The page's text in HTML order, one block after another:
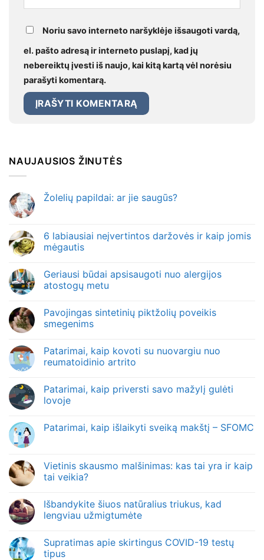
Noriu savo interneto naršyklėje išsaugoti vardą,
el. pašto adresą ir interneto puslapį, kad jų
nebereiktų įvesti iš naujo, kai kitą kartą vėl norėsiu
parašyti komentarą.
NAUJAUSIOS ŽINUTĖS
Žolelių papildai: ar jie saugūs?
6 labiausiai neįvertintos daržovės ir kaip jomis
mėgautis
Geriausi būdai apsisaugoti nuo alergijos
atostogų metu
Pavojingas sintetinių piktžolių poveikis
smegenims
Patarimai, kaip kovoti su nuovargiu nuo
reumatoidinio artrito
Patarimai, kaip priversti savo mažylį gulėti
lovoje
Patarimai, kaip išlaikyti sveiką makštį – SFOMC
Vietinis skausmo malšinimas: kas tai yra ir kaip
tai veikia?
Išbandykite šiuos natūralius triukus, kad
lengviau užmigtumėte
Supratimas apie skirtingus COVID-19 testų
tipus